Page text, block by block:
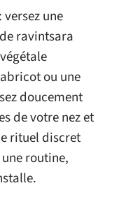
une
ravintsara
ou une
doucement
de votre nez et
rituel discret
routine,